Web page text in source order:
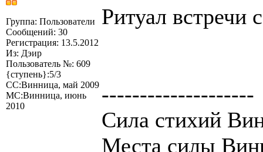
Группа: Пользователи
Сообщений: 30
Регистрация: 13.5.2012
Из: Дэир
Пользователь №: 609
{ступень}:5/3
СС:Винница, май 2009
МС:Винница, июнь
2010
Ритуал встречи
--------------------
Сила стихий
Места силы